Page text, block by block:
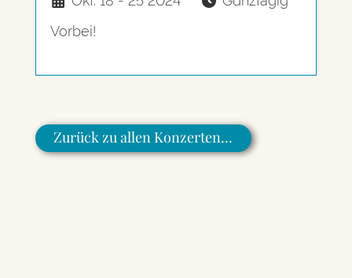
Vorbei!
Zurück zu allen Konzerten…